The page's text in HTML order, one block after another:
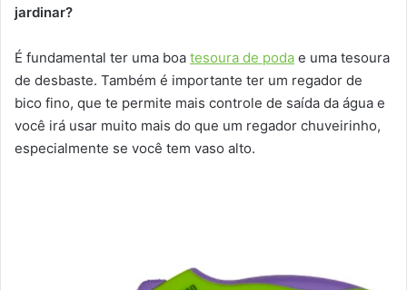
jardinar?
É fundamental ter uma boa tesoura de poda e uma tesoura
de desbaste. Também é importante ter um regador de
bico fino, que te permite mais controle de saída da água e
você irá usar muito mais do que um regador chuveirinho,
especialmente se você tem vaso alto.